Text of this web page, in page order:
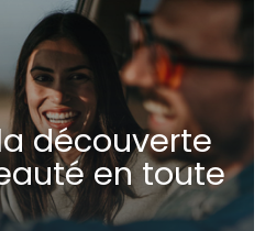
découverte
en toute